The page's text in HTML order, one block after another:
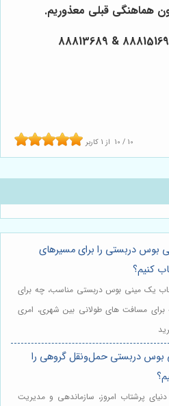
هماهنگی قبلی معذوریم.
10 / 10 از 1 کاربر
بوس دربستی را برای مسیرهای
کنیم؟
یک مینی بوس دربستی مناسب، چه برای
مسافت های طولانی بین شهری، امری
بوس دربستی حمل‌ونقل گروهی را
پرشتاب امروز، سازماندهی و مدیریت